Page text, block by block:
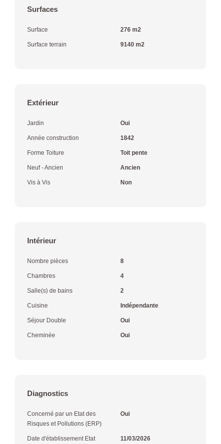
Surfaces
Surface 276 m2
Surface terrain 9140 m2
Extérieur
Jardin Oui
Année construction 1842
Forme Toiture Toit pente
Neuf - Ancien Ancien
Vis à Vis Non
Intérieur
Nombre pièces 8
Chambres 4
Salle(s) de bains 2
Cuisine Indépendante
Séjour Double Oui
Cheminée Oui
Diagnostics
Concerné par un Etat des
Risques et Pollutions (ERP)
Oui
Date d'établissement Etat
11/03/2026